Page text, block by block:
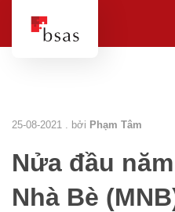
25-08-2021 . bởi Phạm Tâm
Nửa đầu
Nhà Bè